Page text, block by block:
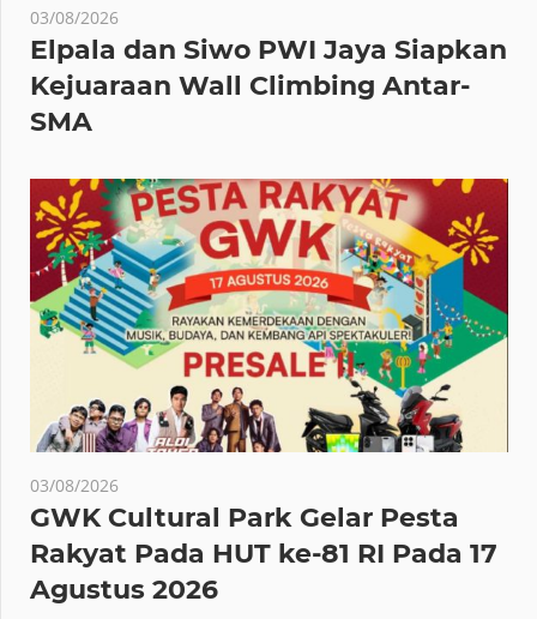
03/08/2026
Elpala dan Siwo PWI Jaya Siapkan
Kejuaraan Wall Climbing Antar-
SMA
03/08/2026
GWK Cultural Park Gelar Pesta
Rakyat Pada HUT ke-81 RI Pada 17
Agustus 2026